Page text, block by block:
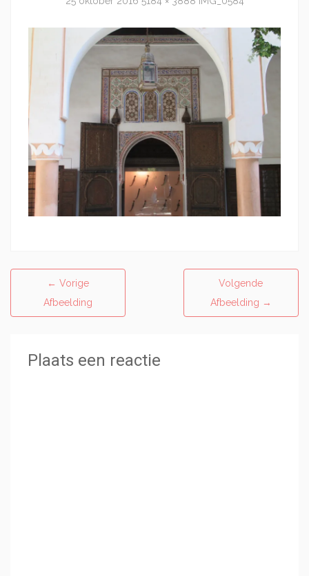
← Vorige
Afbeelding
Volgende
Afbeelding →
Plaats een reactie